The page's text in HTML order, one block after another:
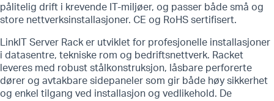
pålitelig drift i krevende IT-miljøer, og passer både små og
store nettverksinstallasjoner. CE og RoHS sertifisert.
LinkIT Server Rack er utviklet for profesjonelle installasjoner
i datasentre, tekniske rom og bedriftsnettverk. Racket
leveres med robust stålkonstruksjon, låsbare perforerte
dører og avtakbare sidepaneler som gir både høy sikkerhet
og enkel tilgang ved installasjon og vedlikehold. De